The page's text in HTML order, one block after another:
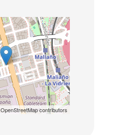
OpenStreetMapcontributors